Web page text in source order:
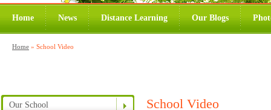
Home News Distance Learning Our Blogs
Home » School Video
Our School
School Video